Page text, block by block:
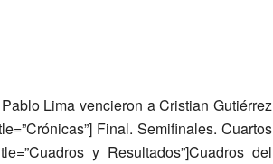
Lima vencieron aCristian Gutiérrez
Final. Semifinales. Cuartos
y Resultados”]Cuadros del